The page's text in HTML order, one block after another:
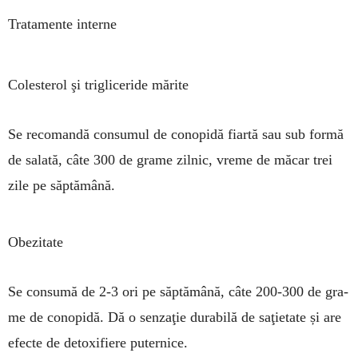
Tratamente interne
Colesterol şi trigliceride mă­rite
Se recomandă consumul de conopidă fiartă sau sub formă
de salată, câte 300 de grame zil­nic, vreme de mă­car trei
zile pe săp­tă­mână.
Obezitate
Se consumă de 2-3 ori pe săp­tă­mână, câte 200-300 de gra­
me de conopidă. Dă o sen­zaţie durabilă de saţietate și are
efecte de deto­xifiere puternice.